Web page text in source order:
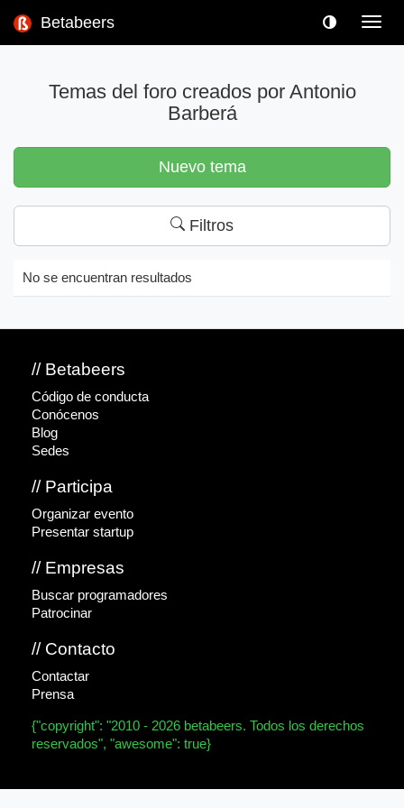
Betabeers
Temas del foro creados por Antonio
Barberá
Nuevo tema
Filtros
No se encuentran resultados
// Betabeers
Código de conducta
Conócenos
Blog
Sedes
// Participa
Organizar evento
Presentar startup
// Empresas
Buscar programadores
Patrocinar
// Contacto
Contactar
Prensa
{"copyright": "2010 - 2026 betabeers. Todos los derechos
reservados", "awesome": true}